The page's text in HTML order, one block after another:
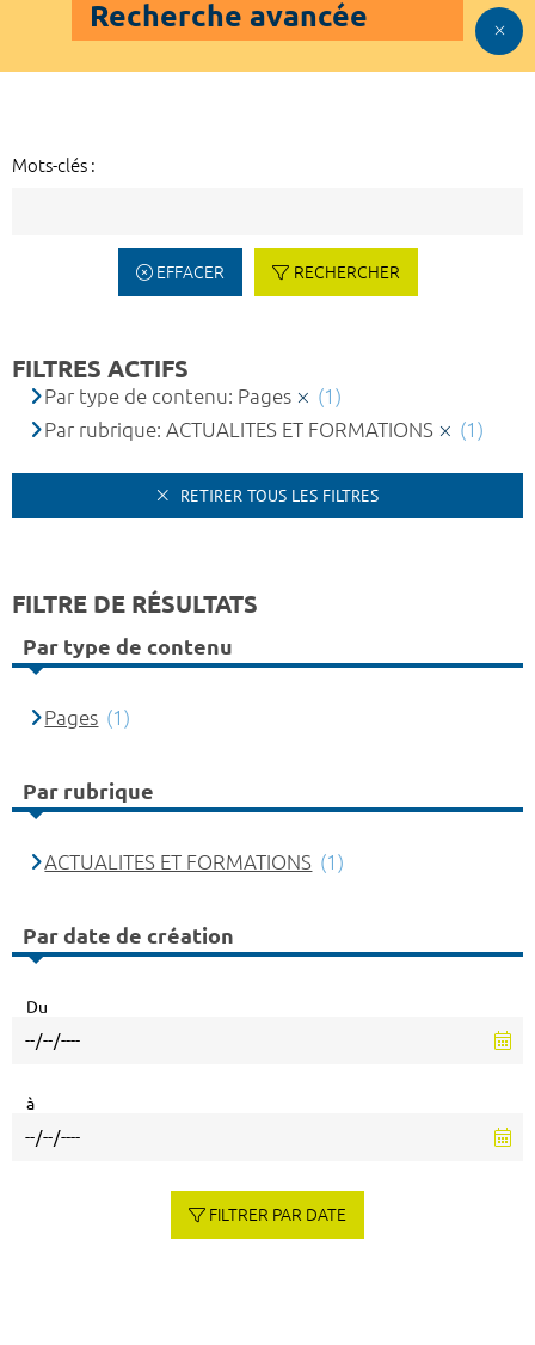
Recherche avancée
Mots-clés :
EFFACER RECHERCHER
FILTRES ACTIFS
Par type de contenu: Pages
(1)
Par rubrique: ACTUALITES ET FORMATIONS
(1)
RETIRER TOUS LES FILTRES
FILTRE DE RÉSULTATS
Par type de contenu
Pages (1)
Par rubrique
ACTUALITES ET FORMATIONS (1)
Par date de création
Du
à
FILTRER PAR DATE